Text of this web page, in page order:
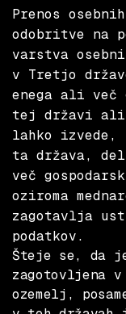
Prenos
odobritve na
varstva
v Tretjo
enega ali več
tej državi ali
lahko
ta država,
več
oziroma
zagotavlja
podatkov.
Šteje se, da
zagotovljena
ozemelj,